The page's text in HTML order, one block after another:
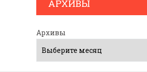
АРХИВЫ
Архивы